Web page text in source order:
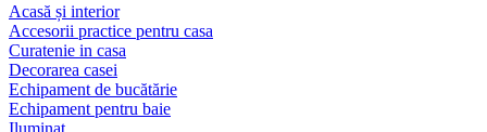
Acasă și interior
Accesorii practice pentru casa
Curatenie in casa
Decorarea casei
Echipament de bucătărie
Echipament pentru baie
Iluminat